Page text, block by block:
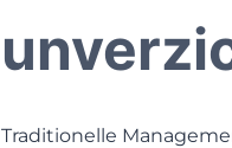
Traditionelle